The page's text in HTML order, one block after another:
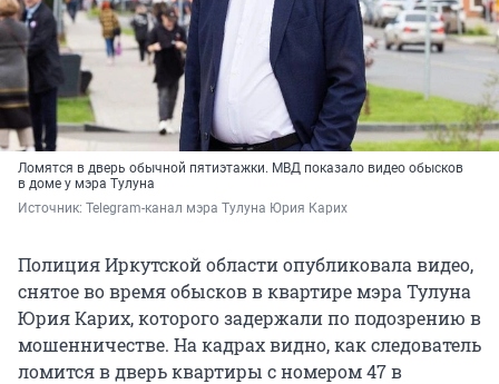
Ломятся в дверь обычной пятиэтажки. МВД показало видео обысков
в доме у мэра Тулуна
Источник: Telegram-канал мэра Тулуна Юрия Карих
Полиция Иркутской области опубликовала видео,
снятое во время обысков в квартире мэра Тулуна
Юрия Карих, которого задержали по подозрению в
мошенничестве. На кадрах видно, как следователь
ломится в дверь квартиры с номером 47 в